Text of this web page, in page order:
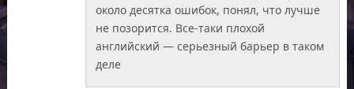
около десятка ошибок, понял, что лучше
не позорится. Все-таки плохой
английский — серьезный барьер в таком
деле